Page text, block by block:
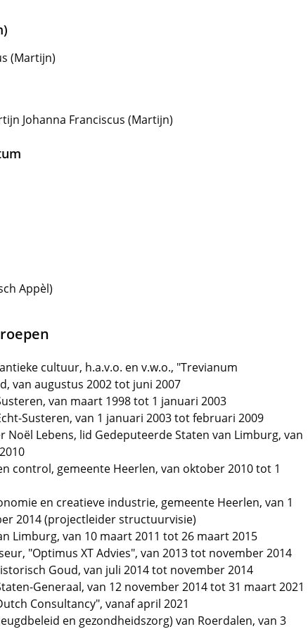
(Martijn)
Johanna Franciscus (Martijn)
Appèl)
cultuur, h.a.v.o. en v.w.o., "Trevianum
van augustus 2002 tot juni 2007
van maart 1998 tot 1 januari 2003
Susteren, van 1 januari 2003 tot februari 2009
Noël Lebens, lid Gedeputeerde Staten van Limburg, van
control, gemeente Heerlen, van oktober 2010 tot 1
en creatieve industrie, gemeente Heerlen, van 1
2014 (projectleider structuurvisie)
Limburg, van 10 maart 2011 tot 26 maart 2015
"Optimus XT Advies", van 2013 tot november 2014
Goud, van juli 2014 tot november 2014
Generaal, van 12 november 2014 tot 31 maart 2021
Consultancy", vanaf april 2021
en gezondheidszorg) van Roerdalen, van 3